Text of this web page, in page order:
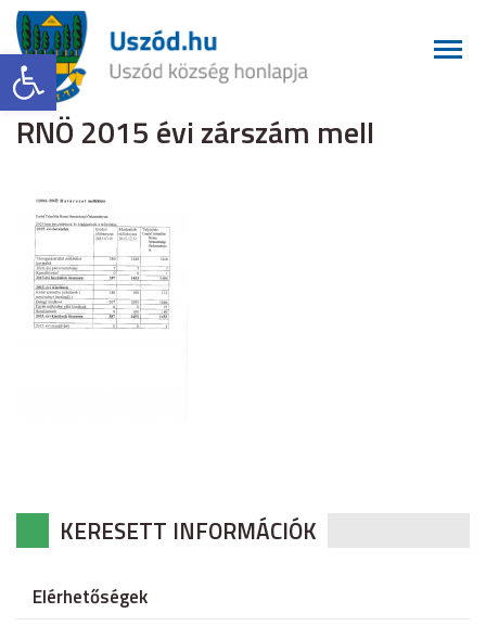
Eszköztár megnyitása
RNÖ 2015 évi zárszám mell
KERESETT INFORMÁCIÓK
Elérhetőségek